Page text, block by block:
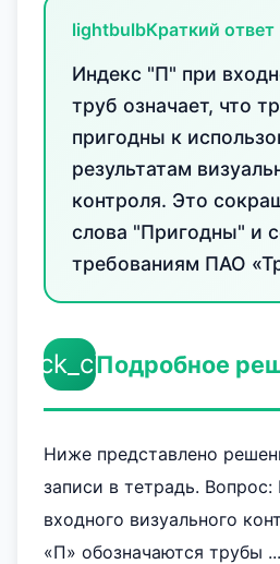
lightbulbКраткий ответ
Индекс "П" при
труб означает, что
пригодны к
результатам
контроля. Это
слова "Пригодны" и
требованиям ПАО
Подробное
Ниже представлено
записи в тетрадь. Вопрос:
входного визуального
«П» обозначаются трубы